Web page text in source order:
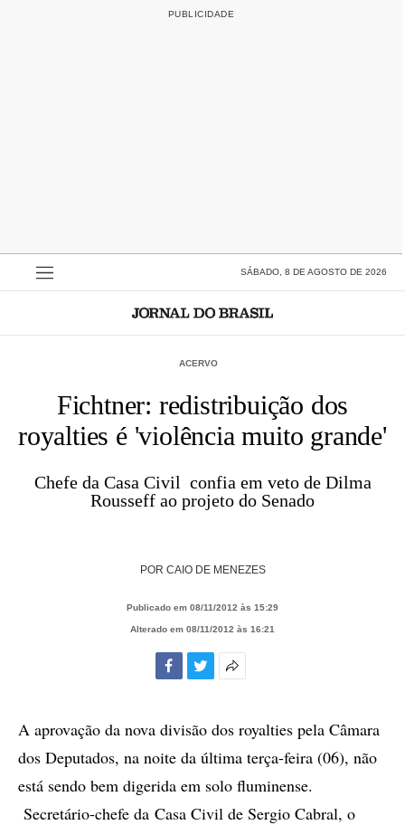
SÁBADO, 8 DE AGOSTO DE 2026
ACERVO
Fichtner: redistribuição dos
royalties é 'violência muito grande'
Chefe da Casa Civil confia em veto de Dilma
Rousseff ao projeto do Senado
POR CAIO DE MENEZES
Publicado em 08/11/2012 às 15:29
Alterado em 08/11/2012 às 16:21
compartilhamento
A aprovação da nova divisão dos royalties pela Câmara
dos Deputados, na noite da última terça-feira (06), não
está sendo bem digerida em solo fluminense.
Secretário-chefe da Casa Civil de Sergio Cabral, o